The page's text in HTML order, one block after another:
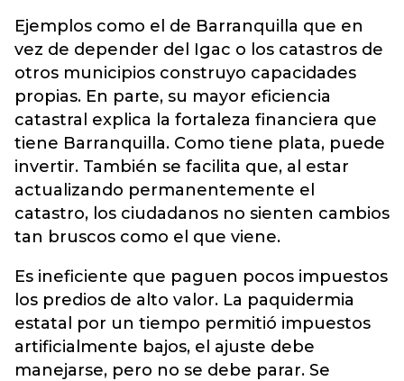
Ejemplos como el de Barranquilla que en
vez de depender del Igac o los catastros de
otros municipios construyo capacidades
propias. En parte, su mayor eficiencia
catastral explica la fortaleza financiera que
tiene Barranquilla. Como tiene plata, puede
invertir. También se facilita que, al estar
actualizando permanentemente el
catastro, los ciudadanos no sienten cambios
tan bruscos como el que viene.
Es ineficiente que paguen pocos impuestos
los predios de alto valor. La paquidermia
estatal por un tiempo permitió impuestos
artificialmente bajos, el ajuste debe
manejarse, pero no se debe parar. Se